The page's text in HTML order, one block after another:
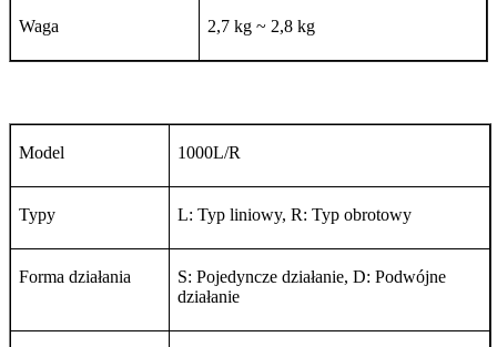
Waga 2,7 kg ~ 2,8 kg
Model 1000L/R
Typy L: Typ liniowy, R: Typ obrotowy
Forma działania
S: Pojedyncze działanie, D: Podwójne
działanie